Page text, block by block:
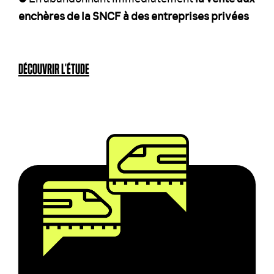
enchères de la SNCF à des entreprises privées
DÉCOUVRIR L'ÉTUDE